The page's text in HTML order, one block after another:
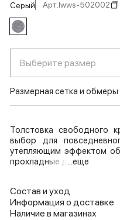
серый Арт.lwws-502002
Выберите размер
Размерная сетка и обмеры
Толстовка свободного
выбор для
утепляющим эффектом
прохладные д ...еще
Состав и уход
Информация о доставке
Наличие в магазинах